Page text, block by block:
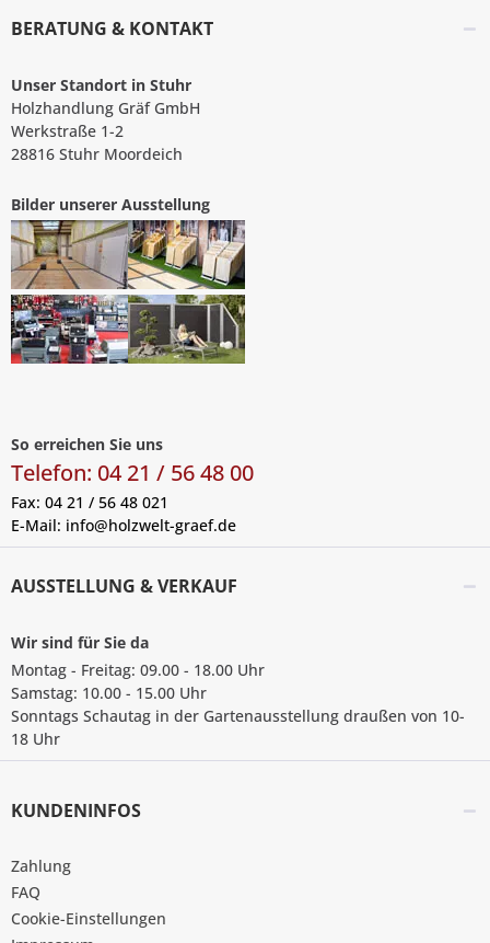
BERATUNG & KONTAKT
Unser Standort in Stuhr
Holzhandlung Gräf GmbH
Werkstraße 1-2
28816 Stuhr Moordeich
Bilder unserer Ausstellung
So erreichen Sie uns
Telefon: 04 21 / 56 48 00
Fax: 04 21 / 56 48 021
E-Mail: info@holzwelt-graef.de
AUSSTELLUNG & VERKAUF
Wir sind für Sie da
Montag - Freitag: 09.00 - 18.00 Uhr
Samstag: 10.00 - 15.00 Uhr
Sonntags Schautag in der Gartenausstellung draußen von 10-
18 Uhr
KUNDENINFOS
Zahlung
FAQ
Cookie-Einstellungen